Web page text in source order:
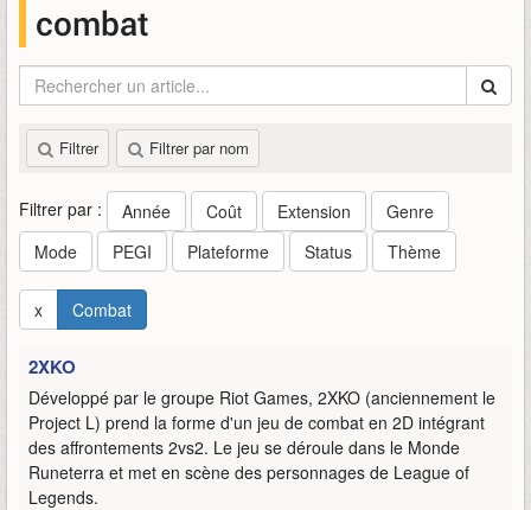
combat
Filtrer Filtrer par nom
Filtrer par : Année Coût Extension
Genre
Mode
PEGI Plateforme Status Thème
x Combat
2XKO
Développé par le groupe Riot Games, 2XKO (anciennement le
Project L) prend la forme d'un jeu de combat en 2D intégrant
des affrontements 2vs2. Le jeu se déroule dans le Monde
Runeterra et met en scène des personnages de League of
Legends.